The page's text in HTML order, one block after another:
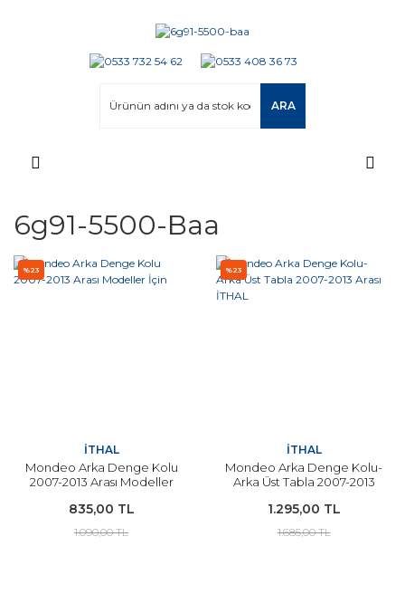
ARA
6g91-5500-Baa
%23
İTHAL
Mondeo Arka Denge Kolu
2007-2013 Arası Modeller
835,00 TL
1.090,00 TL
%23
İTHAL
Mondeo Arka Denge Kolu-
Arka Üst Tabla 2007-2013
1.295,00 TL
1.685,00 TL